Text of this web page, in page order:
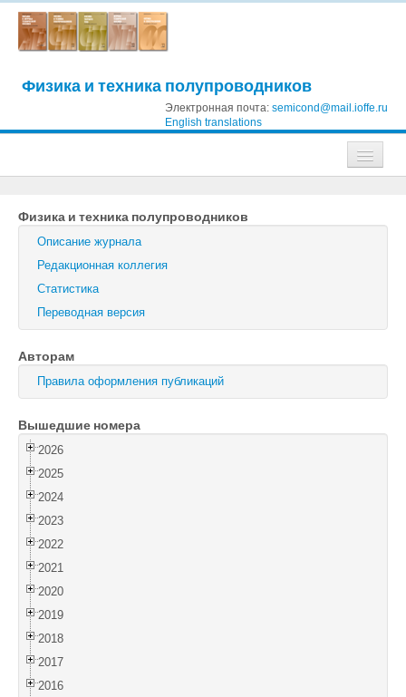
Физика и техника полупроводников
Электронная почта: semicond@mail.ioffe.ru
English translations
Журнал технической физики
Письма в Журнал технической физики
Физика твердого тела
Физика и техника полупроводников
Оптика и спектроскопия
Поиск
Войти
Физика и техника полупроводников
Описание журнала
Редакционная коллегия
Статистика
Переводная версия
Авторам
Правила оформления публикаций
Вышедшие номера
2026
2025
2024
2023
2022
2021
2020
2019
2018
2017
2016